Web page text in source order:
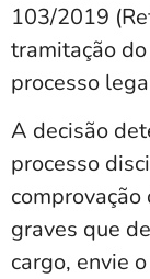
103/2019
tramitação
processo
A decisão
processo
graves que
cargo, envie